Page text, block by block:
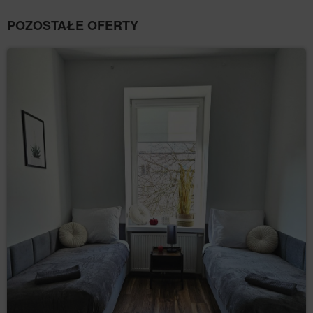
usługodawcy do geolokalizacji. Informacja o
geolokalizacji jest wykorzystywana w celu
dostarczania bardziej dostosowanych ofert
produktów i usług.
adres siedziby, adres korespondencyjny, adres e-
mail, numer telefonu, NIP, numer konta
rezerwacyjnym wymaga Administrator.
Informacje te nie zawierają danych dotyczących
tożsamości Gości/Użytkowników, lecz w połączeniu z
innymi informacjami mogą stanowić dane osobowe i w
związku z tym Administrator obejmuje je pełną
ochroną przysługującą na gruncie RODO.
Dane te są przetwarzane zgodnie z art. 6 ust. 1 lit. b
RODO, w celu realizacji usługi, tj. umowy o
świadczenie usług drogą elektroniczną zgodnie z
Regulaminem oraz zgodnie z art. 6 ust. 1 lit. a RODO,
w związku z wyrażeniem zgody na stosowanie
określonych plików cookies lub innych podobnych
technologii, wyrażonych przez odpowiednie
POZOSTAŁE OFERTY